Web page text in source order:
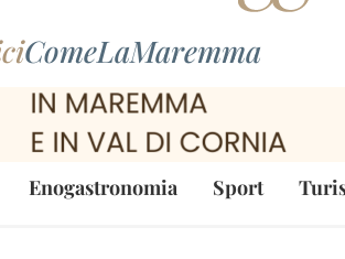
ComeLaMaremma
Enogastronomia Sport